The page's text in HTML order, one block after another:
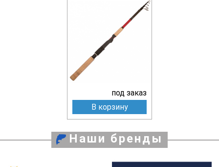
под заказ
В корзину
Наши бренды